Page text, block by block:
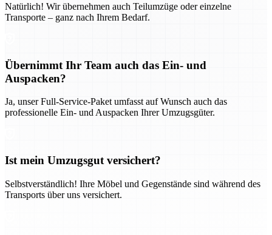
Natürlich! Wir übernehmen auch Teilumzüge oder einzelne
Transporte – ganz nach Ihrem Bedarf.
Übernimmt Ihr Team auch das Ein- und
Auspacken?
Ja, unser Full-Service-Paket umfasst auf Wunsch auch das
professionelle Ein- und Auspacken Ihrer Umzugsgüter.
Ist mein Umzugsgut versichert?
Selbstverständlich! Ihre Möbel und Gegenstände sind während des
Transports über uns versichert.